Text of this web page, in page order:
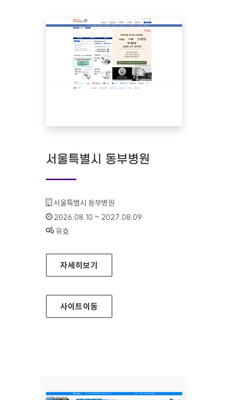
서울특별시 동부병원
기관명 :
서울특별시 동부병원
인증기간 :
2026.08.10 ~ 2027.08.09
상태 :
유효
서울특별시 동부병원
자세히보기
사이트이동